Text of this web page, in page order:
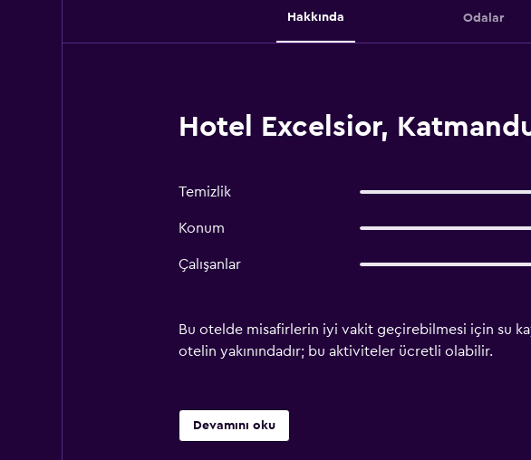
Hakkında Odalar
Hotel Excelsior,
Temizlik
Konum
Çalışanlar
Bu otelde misafirlerin iyi vakit geçirebilmesi için su
otelin yakınındadır; bu aktiviteler ücretli olabilir.
Devamını oku